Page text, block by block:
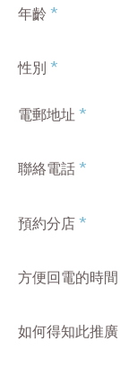
年齡 *
性別 *
電郵地址 *
聯絡電話 *
預約分店 *
方便回電的時間
如何得知此推廣